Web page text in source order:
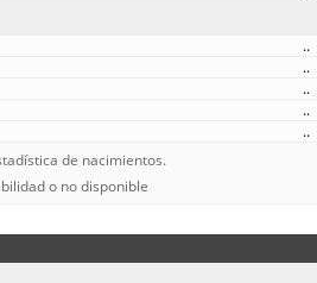
..
..
..
..
..
de nacimientos.
o no disponible